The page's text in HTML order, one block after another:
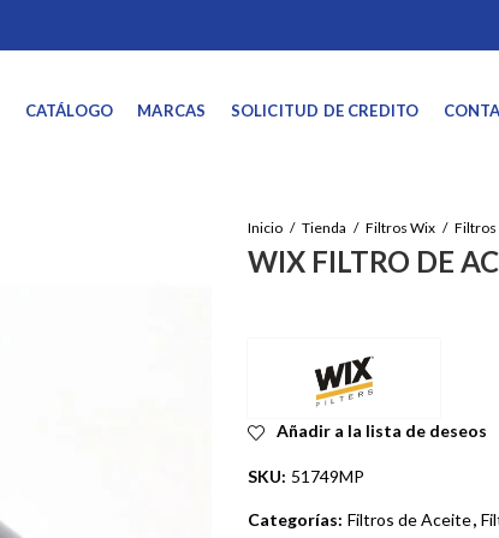
CATÁLOGO MARCAS SOLICITUD DE CREDITO
Inicio Tienda Filtros Wix
WIX FILTRO DE
Añadir a la lista de deseos
SKU: 51749MP
Categorías: Filtros de Aceite,